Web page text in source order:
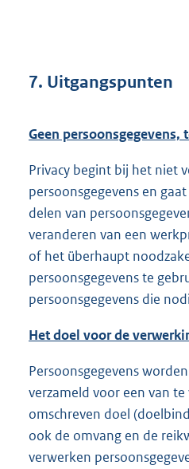
7. Uitgangspunten
Geen
Privacy begint bij het niet
persoonsgegevens en
delen van
veranderen van een
of het überhaupt
persoonsgegevens te
persoonsgegevens die
Het doel voor de
Persoonsgegevens
verzameld voor een van
omschreven doel
ook de omvang en de
verwerken